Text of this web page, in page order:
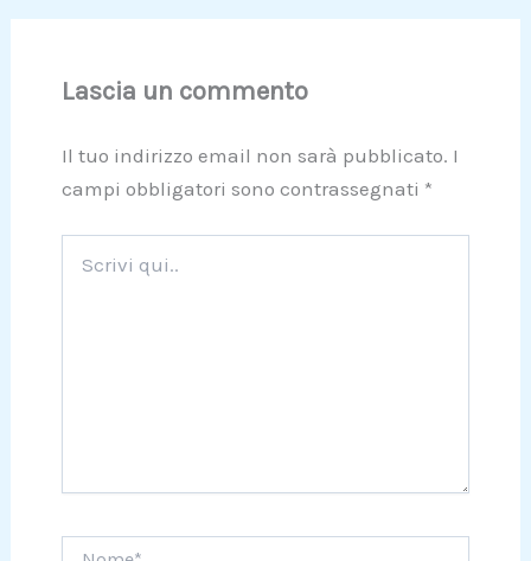
Lascia un commento
Il tuo indirizzo email non sarà pubblicato. I
campi obbligatori sono contrassegnati *
qui..